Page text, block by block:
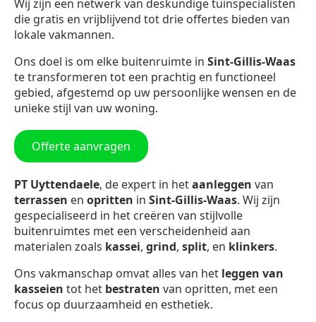
Wij zijn een netwerk van deskundige tuinspecialisten
die gratis en vrijblijvend tot drie offertes bieden van
lokale vakmannen.
Ons doel is om elke buitenruimte in Sint-Gillis-Waas
te transformeren tot een prachtig en functioneel
gebied, afgestemd op uw persoonlijke wensen en de
unieke stijl van uw woning.
Offerte aanvragen
PT Uyttendaele, de expert in hetaanleggen van
terrassen en opritten in Sint-Gillis-Waas. Wij zijn
gespecialiseerd in het creëren van stijlvolle
buitenruimtes met een verscheidenheid aan
materialen zoals kassei, grind, split, en klinkers.
Ons vakmanschap omvat alles van het leggen van
kasseien tot het bestraten van opritten, met een
focus op duurzaamheid en esthetiek.